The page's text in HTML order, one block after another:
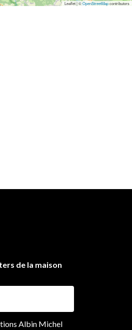
Leaflet | ©OpenStreetMapcontributors
de la maison
Albin Michel